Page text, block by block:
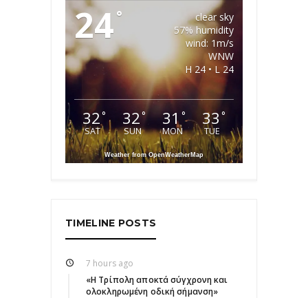
24°
clear sky
57% humidity
wind: 1m/s
WNW
H 24 • L 24
32°
SAT
32°
SUN
31 °
MON
33 °
TUE
Weather from OpenWeatherMap
TIMELINE POSTS
7 hours ago
«Η Τρίπολη αποκτά σύγχρονη και
ολοκληρωμένη οδική σήμανση»